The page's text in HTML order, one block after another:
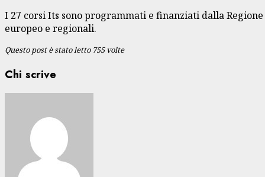
I 27 corsi Its sono programmati e finanziati dalla
europeo e regionali.
Questo post è stato letto 755 volte
Chi scrive